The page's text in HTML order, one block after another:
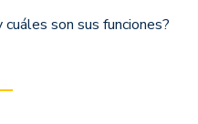
son sus funciones?